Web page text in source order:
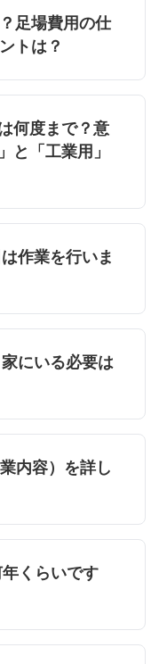
足場費用の仕
トは？
何度まで？意
と「工業用」
作業を行いま
にいる必要は
内容）を詳し
くらいです